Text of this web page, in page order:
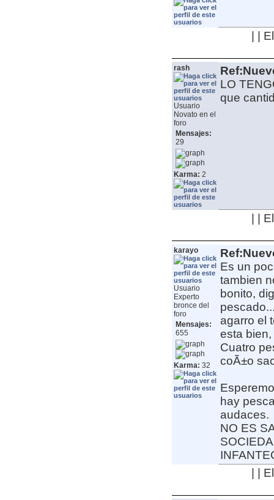
| |
rash
Usuario
Novato en el
foro
Mensajes:
29
Karma: 2
LO
que
| |
karayo
Usuario
Experto
bronce del
foro
Mensajes:
655
Karma: 32
Es un
tambien
bonito,
agarro el
esta
Cuatro
coÃ±o
hay
audaces.
NO ES
| |